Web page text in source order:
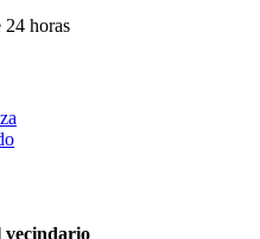
horas